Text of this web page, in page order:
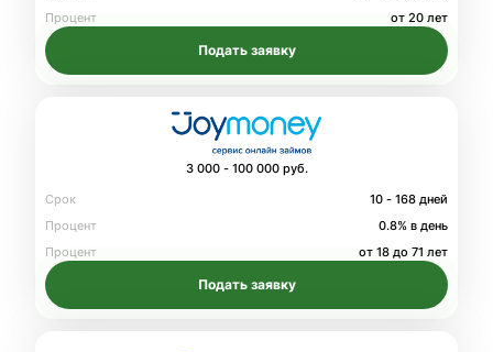
Процент
от 20 лет
Подать заявку
3 000 - 100 000 руб.
Срок
10 - 168 дней
Процент
0.8% в день
Процент
от 18 до 71 лет
Подать заявку